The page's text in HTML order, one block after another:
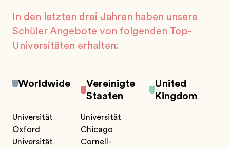
In den letzten drei Jahren haben unsere
Schüler Angebote von folgenden Top-
Universitäten erhalten:
Worldwide
Universität
Oxford
Universität
Vereinigte
Staaten
Universität
Chicago
Cornell-
United
Kingdom